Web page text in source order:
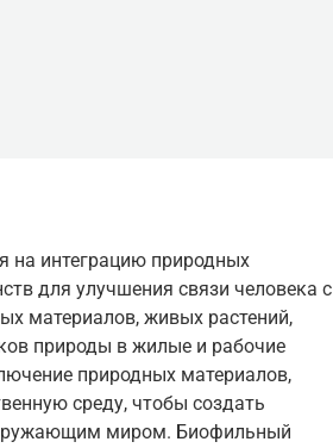
на интеграцию природных
для улучшения связи человека с
материалов, живых растений,
природы в жилые и рабочие
природных материалов,
среду, чтобы создать
миром. Биофильный